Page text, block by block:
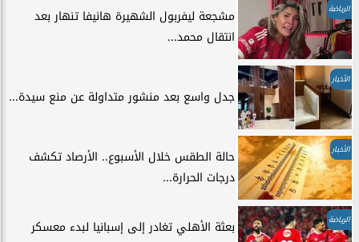
الرياضة
مشجعة ليفربول الشهيرة هانيفا تنهار بعد
انتقال محمد...
الأخبار
جدل واسع بعد منشور متداولة عن منع سيدة...
الأخبار
حالة الطقس خلال الأسبوع.. الأرصاد تكشف
درجات الحرارة...
الرياضة
بعثة الأهلي تغادر إلى إسبانيا لبدء معسكر